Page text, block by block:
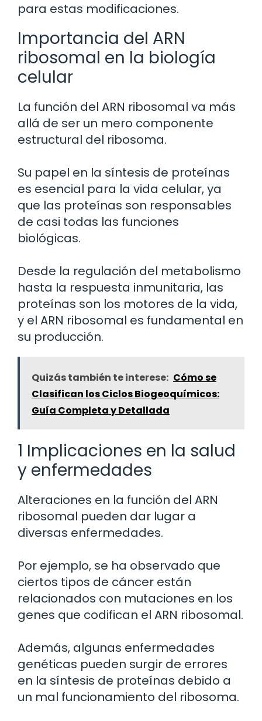
para estas modificaciones.
Importancia del ARN
ribosomal en la biología
celular
La función del ARN ribosomal va más
allá de ser un mero componente
estructural del ribosoma.
Su papel en la síntesis de proteínas
es esencial para la vida celular, ya
que las proteínas son responsables
de casi todas las funciones
biológicas.
Desde la regulación del metabolismo
hasta la respuesta inmunitaria, las
proteínas son los motores de la vida,
y el ARN ribosomal es fundamental en
su producción.
Quizás también te interese: Cómo se
Clasifican los Ciclos Biogeoquímicos:
Guía Completa y Detallada
1 Implicaciones en la salud
y enfermedades
Alteraciones en la función del ARN
ribosomal pueden dar lugar a
diversas enfermedades.
Por ejemplo, se ha observado que
ciertos tipos de cáncer están
relacionados con mutaciones en los
genes que codifican el ARN ribosomal.
Además, algunas enfermedades
genéticas pueden surgir de errores
en la síntesis de proteínas debido a
un mal funcionamiento del ribosoma.